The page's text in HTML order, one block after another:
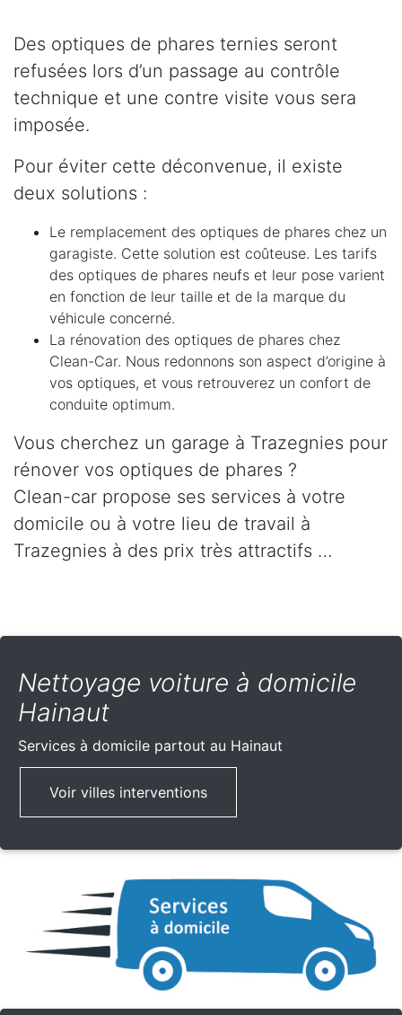
Des optiques de phares ternies seront
refusées lors d’un passage au contrôle
technique et une contre visite vous sera
imposée.
Pour éviter cette déconvenue, il existe
deux solutions :
Le remplacement des optiques de phares chez un
garagiste. Cette solution est coûteuse. Les tarifs
des optiques de phares neufs et leur pose varient
en fonction de leur taille et de la marque du
véhicule concerné.
La rénovation des optiques de phares chez
Clean-Car. Nous redonnons son aspect d’origine à
vos optiques, et vous retrouverez un confort de
conduite optimum.
Vous cherchez un garage à Trazegnies pour
rénover vos optiques de phares ?
Clean-car propose ses services à votre
domicile ou à votre lieu de travail à
Trazegnies à des prix très attractifs …
Nettoyage voiture à domicile
Hainaut
Services à domicile partout au Hainaut
Voir villes interventions